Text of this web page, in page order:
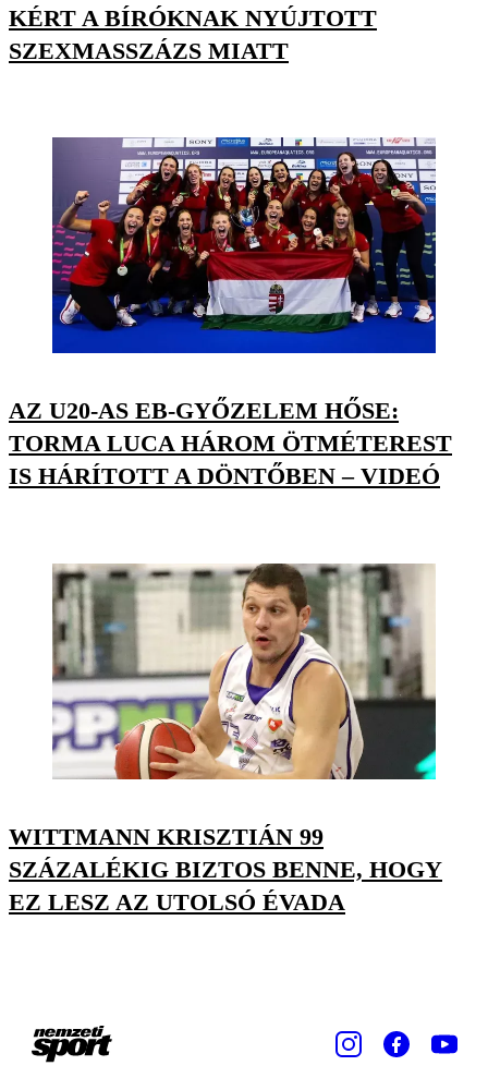
KÉRT A BÍRÓKNAK NYÚJTOTT
SZEXMASSZÁZS MIATT
AZ U20-AS EB-GYŐZELEM HŐSE:
TORMA LUCA HÁROM ÖTMÉTEREST
IS HÁRÍTOTT A DÖNTŐBEN – VIDEÓ
WITTMANN KRISZTIÁN 99
SZÁZALÉKIG BIZTOS BENNE, HOGY
EZ LESZ AZ UTOLSÓ ÉVADA